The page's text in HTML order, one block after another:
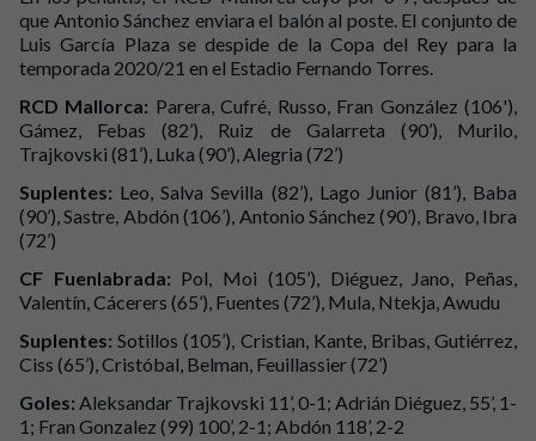
que Antonio Sánchez enviara el balón al poste. El conjunto de
Luis García Plaza se despide de la Copa del Rey para la
temporada 2020/21 en el Estadio Fernando Torres.
RCD Mallorca: Parera, Cufré, Russo, Fran González (106'),
Gámez, Febas (82’), Ruiz de Galarreta (90’), Murilo,
Trajkovski (81’), Luka (90’), Alegria (72’)
Suplentes: Leo, Salva Sevilla (82’), Lago Junior (81’), Baba
(90’), Sastre, Abdón (106’), Antonio Sánchez (90’), Bravo, Ibra
(72’)
CF Fuenlabrada: Pol, Moi (105’), Diéguez, Jano, Peñas,
Valentín, Cácerers (65’), Fuentes (72’), Mula, Ntekja, Awudu
Suplentes: Sotillos (105’), Cristian, Kante, Bribas, Gutiérrez,
Ciss (65’), Cristóbal, Belman, Feuillassier (72’)
Goles: Aleksandar Trajkovski 11’, 0-1; Adrián Diéguez, 55’, 1-
1; Fran Gonzalez (99) 100’, 2-1; Abdón 118’, 2-2